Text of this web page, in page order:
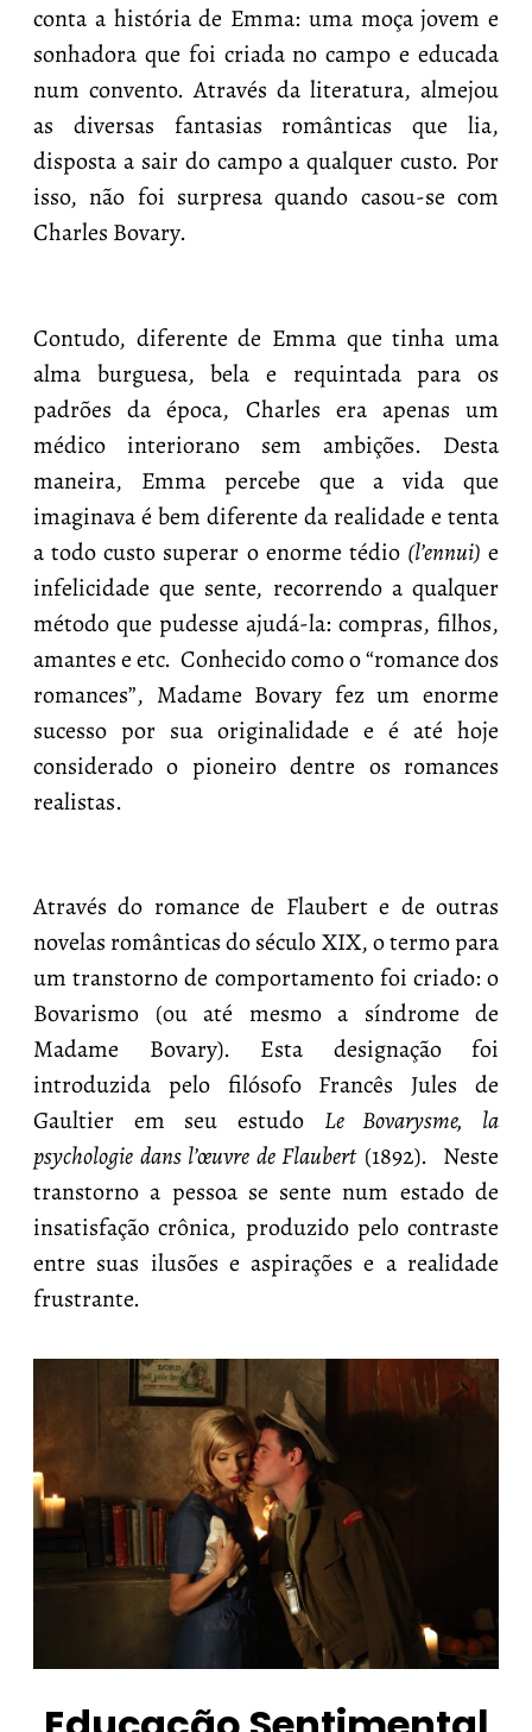
conta a história de Emma: uma moça jovem e
sonhadora que foi criada no campo e educada
num convento. Através da literatura, almejou
as diversas fantasias românticas que lia,
disposta a sair do campo a qualquer custo. Por
isso, não foi surpresa quando casou-se com
Charles Bovary.
Contudo, diferente de Emma que tinha uma
alma burguesa, bela e requintada para os
padrões da época, Charles era apenas um
médico interiorano sem ambições. Desta
maneira, Emma percebe que a vida que
imaginava é bem diferente da realidade e tenta
a todo custo superar o enorme tédio (l’ennui) e
infelicidade que sente, recorrendo a qualquer
método que pudesse ajudá-la: compras, filhos,
amantes e etc. Conhecido como o “romance dos
romances”, Madame Bovary fez um enorme
sucesso por sua originalidade e é até hoje
considerado o pioneiro dentre os romances
realistas.
Através do romance de Flaubert e de outras
novelas românticas do século XIX, o termo para
um transtorno de comportamento foi criado: o
Bovarismo (ou até mesmo a síndrome de
Madame Bovary). Esta designação foi
introduzida pelo filósofo Francês Jules de
Gaultier em seu estudo Le Bovarysme, la
psychologie dans l’œuvre de Flaubert(1892). Neste
transtorno a pessoa se sente num estado de
insatisfação crônica, produzido pelo contraste
entre suas ilusões e aspirações e a realidade
frustrante.